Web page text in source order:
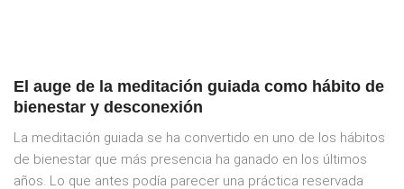
El auge de la meditación guiada como hábito de
bienestar y desconexión
La meditación guiada se ha convertido en uno de los hábitos
de bienestar que más presencia ha ganado en los últimos
años. Lo que antes podía parecer una práctica reservada